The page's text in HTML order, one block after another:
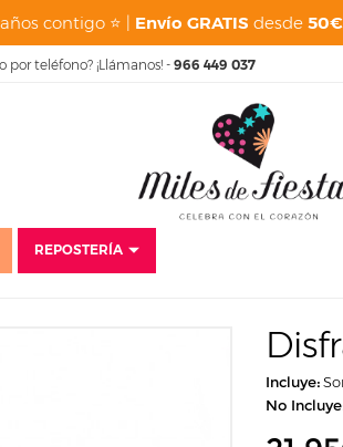
contigo ⭐ | Envío GRATIS desde 50€
teléfono? ¡Llámanos! - 966 449 037
REPOSTERÍA
Disfraces Baratos
Incluye:
No